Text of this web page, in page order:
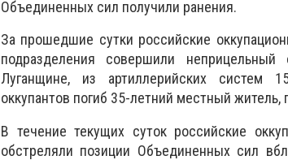
Объединенных сил получили ранения.
За прошедшие сутки российские
подразделения совершили
Луганщине, из артиллерийских систем
оккупантов погиб 35-летний местный
В течение текущих суток российские
обстреляли позиции Объединенных сил